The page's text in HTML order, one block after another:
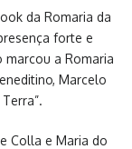
da Romaria da
forte e
a Romaria
Marcelo
Colla e Maria do